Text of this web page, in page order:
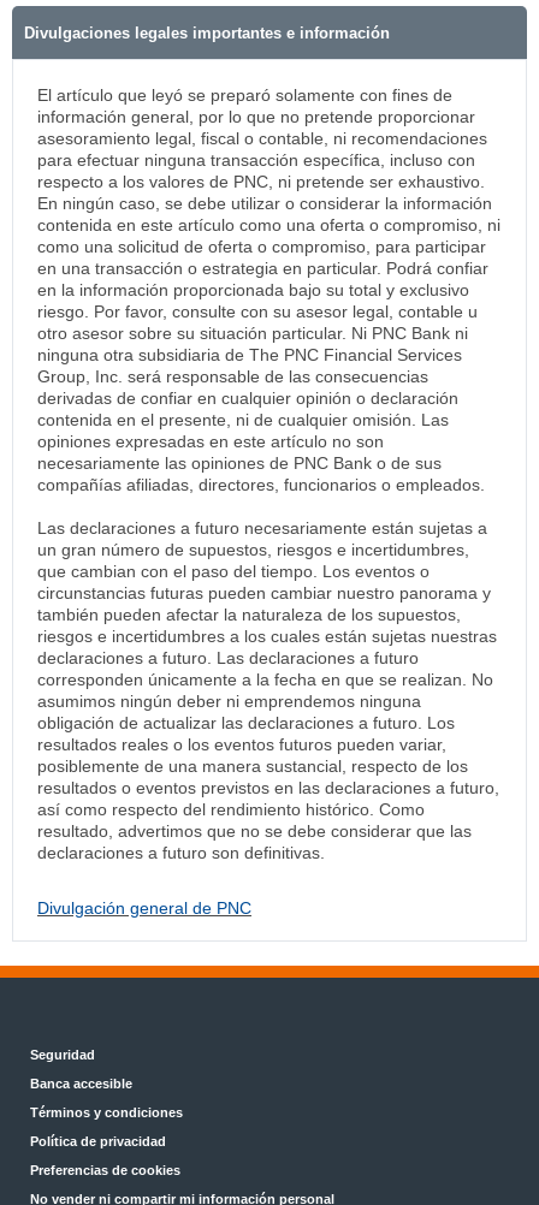
Divulgaciones legales importantes e información
El artículo que leyó se preparó solamente con fines de
información general, por lo que no pretende proporcionar
asesoramiento legal, fiscal o contable, ni recomendaciones
para efectuar ninguna transacción específica, incluso con
respecto a los valores de PNC, ni pretende ser exhaustivo.
En ningún caso, se debe utilizar o considerar la información
contenida en este artículo como una oferta o compromiso, ni
como una solicitud de oferta o compromiso, para participar
en una transacción o estrategia en particular. Podrá confiar
en la información proporcionada bajo su total y exclusivo
riesgo. Por favor, consulte con su asesor legal, contable u
otro asesor sobre su situación particular. Ni PNC Bank ni
ninguna otra subsidiaria de The PNC Financial Services
Group, Inc. será responsable de las consecuencias
derivadas de confiar en cualquier opinión o declaración
contenida en el presente, ni de cualquier omisión. Las
opiniones expresadas en este artículo no son
necesariamente las opiniones de PNC Bank o de sus
compañías afiliadas, directores, funcionarios o empleados.
Las declaraciones a futuro necesariamente están sujetas a
un gran número de supuestos, riesgos e incertidumbres,
que cambian con el paso del tiempo. Los eventos o
circunstancias futuras pueden cambiar nuestro panorama y
también pueden afectar la naturaleza de los supuestos,
riesgos e incertidumbres a los cuales están sujetas nuestras
declaraciones a futuro. Las declaraciones a futuro
corresponden únicamente a la fecha en que se realizan. No
asumimos ningún deber ni emprendemos ninguna
obligación de actualizar las declaraciones a futuro. Los
resultados reales o los eventos futuros pueden variar,
posiblemente de una manera sustancial, respecto de los
resultados o eventos previstos en las declaraciones a futuro,
así como respecto del rendimiento histórico. Como
resultado, advertimos que no se debe considerar que las
declaraciones a futuro son definitivas.
Divulgación general de PNC
Seguridad
Banca accesible
Términos y condiciones
Política de privacidad
Preferencias de cookies
No vender ni compartir mi información personal